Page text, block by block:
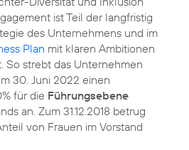
ist Teil der langfristig
des Unternehmens und im
Plan mit klaren Ambitionen
So strebt das Unternehmen
30. Juni 2022 einen
für die Führungsebene
an. Zum 31.12.2018 betrug
von Frauen im Vorstand